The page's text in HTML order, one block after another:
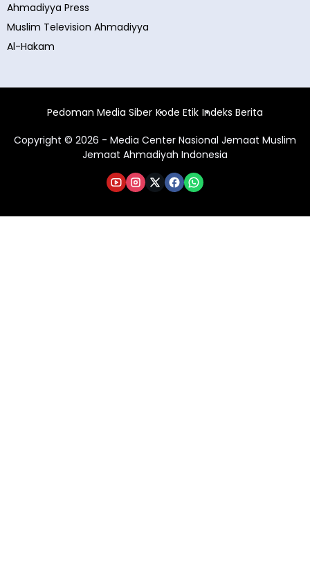
Ahmadiyya Press
Muslim Television Ahmadiyya
Al-Hakam
Pedoman Media Siber Kode Etik Indeks Berita
Copyright © 2026 - Media Center Nasional Jemaat Muslim
Jemaat Ahmadiyah Indonesia